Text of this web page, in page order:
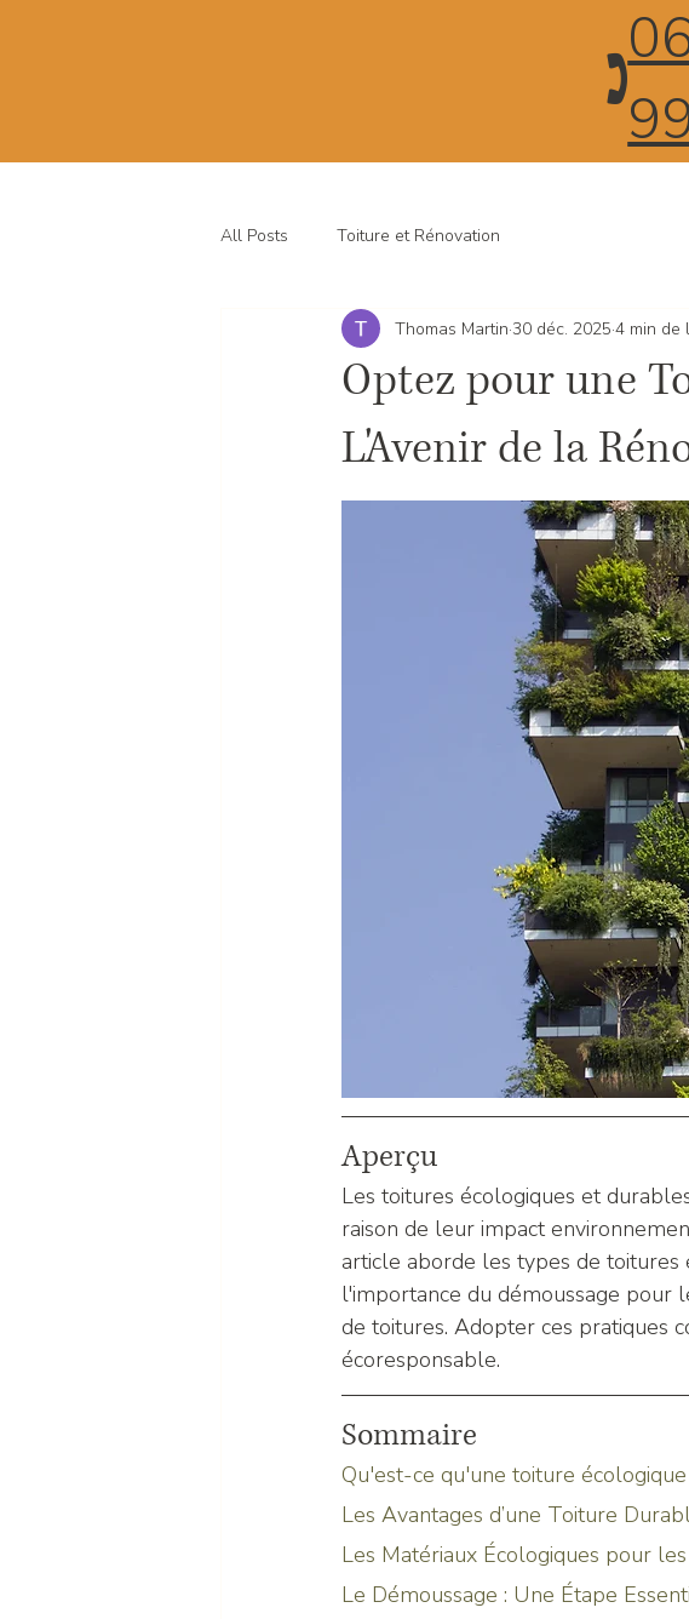
🕽
All Posts Toiture et Rénovation
Optez pour une
L'Avenir de la
Thomas Martin 30 déc. 2025 4 min de
Aperçu
Les toitures écologiques et
raison de leur impact
article aborde les types de toitures
l'importance du démoussage pour
de toitures. Adopter ces pratiques
écoresponsable.
Sommaire
Qu'est-ce qu'une toiture écologique
Les Avantages d’une Toiture
Les Matériaux Écologiques pour
Le Démoussage : Une Étape